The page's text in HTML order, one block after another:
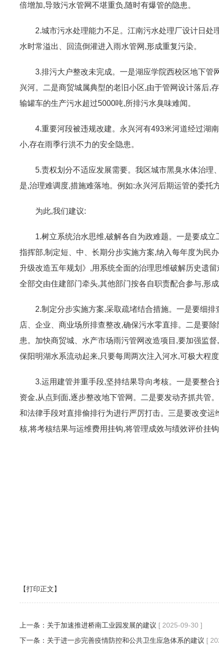
倍增加,导致污水管网不堪重负,随时有爆管的隐患。
2.城市污水处理能力不足。江南污水处理厂设计日
水时常溢出、回流倒灌进入雨水管网,形成重复污染。
3.排污大户整改未完成。一是湖应学院西校区地下
兴河。二是商贸城属典型的老旧小区,由于管网设计落后,
输罐车的生产污水超过5000吨,所排污水臭味难闻。
4.重要河段被违规改建。永兴河有493米河道经过湖
小,存在雨季行洪不力的安全隐患。
5.责权划分不适应发展需要。我区城市黑臭水体治
是,治理难调度,措施难落地。例如:永兴河后期运管的委
为此,我们建议:
1.树立系统治水思维,破解各自为政难题。一是要成
指挥部,制定短、中、长期分步实施方案,纳入每年度为民
升级改造五年规划》,用系统全面的治理思维破解历史遗
全部交由住建部门牵头,其他部门按各自职责配合参与,形
2.制定分步实施方案,采取疏堵结合措施。一是要细
店、企业、商业场所排查整改,确保污水零直排。二是要
患。加快商贸城、水产市场雨污管网改造项目,要加强监
保阳明湖水系流动起来,只要每周两次注入河水,可极大程
3.运用建管并重手段,坚持结果导向考核。一是要整
资金,从点到面,逐步整改地下管网。二是要发动齐抓共管
和法律手段对直排偷排行为进行严厉打击。三是要改变
核,将考核结果与运维费用挂钩,将管理成效与绩效评价挂
【打印正文】
上一条： 关于加速推进桥南工业园发展的建议 [ 2025-09-30 ]
下一条： 关于进一步完善疫情防控和公共卫生应急体系的建议 [